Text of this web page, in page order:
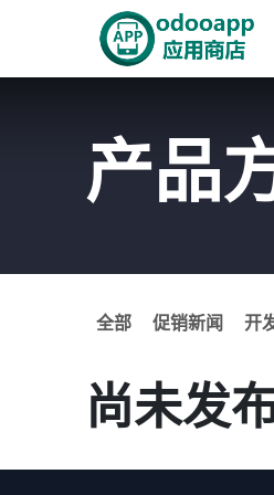
产品
全部 促销新闻 开
尚未发